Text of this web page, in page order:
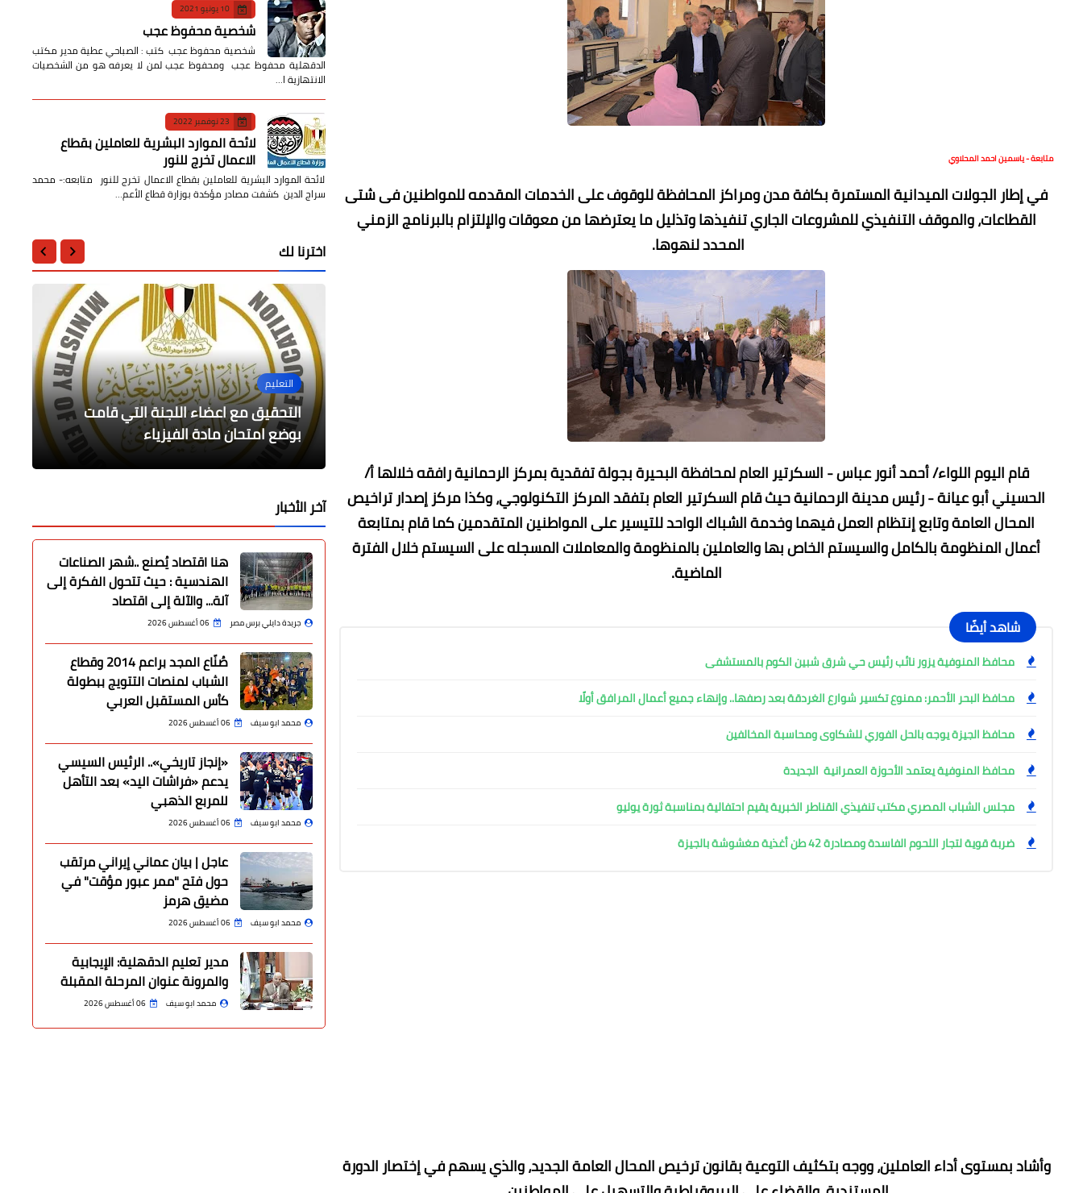
متابعة - ياسمين احمد المحلاوي
في إطار الجولات الميدانية المستمرة بكافة مدن ومراكز المحافظة للوقوف على الخدمات المقدمه للمواطنين فى شتى
القطاعات، والموقف التنفيذي للمشروعات الجاري تنفيذها وتذليل ما يعترضها من معوقات والإلتزام بالبرنامج الزمني
المحدد لنهوها.
قام اليوم اللواء/ أحمد أنور عباس - السكرتير العام لمحافظة البحيرة بجولة تفقدية بمركز الرحمانية رافقه خلالها أ/
الحسيني أبو عيانة - رئيس مدينة الرحمانية حيث قام السكرتير العام بتفقد المركز التكنولوجي، وكذا مركز إصدار تراخيص
المحال العامة وتابع إنتظام العمل فيهما وخدمة الشباك الواحد للتيسير على المواطنين المتقدمين كما قام بمتابعة
أعمال المنظومة بالكامل والسيستم الخاص بها والعاملين بالمنظومة والمعاملات المسجله على السيستم خلال الفترة
الماضية.
شاهد أيضًا
محافظ المنوفية يزور نائب رئيس حي شرق شبين الكوم بالمستشفى
محافظ البحر الأحمر: ممنوع تكسير شوارع الغردقة بعد رصفها.. وإنهاء جميع أعمال المرافق أولًا
محافظ الجيزة يوجه بالحل الفوري للشكاوى ومحاسبة المخالفين
محافظ المنوفية يعتمد الأحوزة العمرانية الجديدة
مجلس الشباب المصري مكتب تنفيذي القناطر الخبرية يقيم احتفالية بمناسبة ثورة يوليو
ضربة قوية لتجار اللحوم الفاسدة ومصادرة 42 طن أغذية مغشوشة بالجيزة
وأشاد بمستوى أداء العاملين، ووجه بتكثيف التوعية بقانون ترخيص المحال العامة الجديد، والذي يسهم في إختصار الدورة
10 يونيو 2021
شخصية محفوظ عجب
شخصية محفوظ عجب كتب : الصباحي عطية مدير مكتب
الدقهلية محفوظ عجب ومحفوظ عجب لمن لا يعرفه هو من الشخصيات
الانتهازية ا…
23 نوفمبر 2022
لائحة الموارد البشرية للعاملين بقطاع
الاعمال تخرج للنور
لائحة الموارد البشرية للعاملين بقطاع الاعمال تخرج للنور متابعه:- محمد
سراج الدين كشفت مصادر مؤكدة بوزارة قطاع الأعم…
اخترنا لك
03 يوليو 2023
التعليم
التحقيق مع اعضاء اللجنة التي قامت
بوضع امتحان مادة الفيزياء
03 يوليو 2023
محافظات
الصباغ يتفقد امتحانات الشهادة الثانوية
الأزهرية بالمنوفيه
عماد الدين محمد
03 يوليو 2023
مقالات
ميمو ميلانو وخبراته في المهجر
عماد الدين محمد
03 يوليو 2023
الرياضة
كابتن محمود الچينتل العودة إلى الله هو
النجاح
03 يوليو 2023
أخبار مصر
تصريح "لميس الحديدى" بخصوص الحج
عبر الميتافيرس مجتزأ
آخر الأخبار
هنا اقتصاد يُصنع ..شهر الصناعات
الهندسية : حيث تتحول الفكرة إلى
آلة... والآلة إلى اقتصاد
جريدة دايلي برس مصر 06 أغسطس 2026
صُنّاع المجد براعم 2014 وقطاع
الشباب لمنصات التتويج ببطولة
كأس المستقبل العربي
محمد ابو سيف 06 أغسطس 2026
«إنجاز تاريخي».. الرئيس السيسي
يدعم «فراشات اليد» بعد التأهل
للمربع الذهبي
محمد ابو سيف 06 أغسطس 2026
عاجل | بيان عماني إيراني مرتقب
حول فتح "ممر عبور مؤقت" في
مضيق هرمز
محمد ابو سيف 06 أغسطس 2026
مدير تعليم الدقهلية: الإيجابية
والمرونة عنوان المرحلة المقبلة
محمد ابو سيف 06 أغسطس 2026